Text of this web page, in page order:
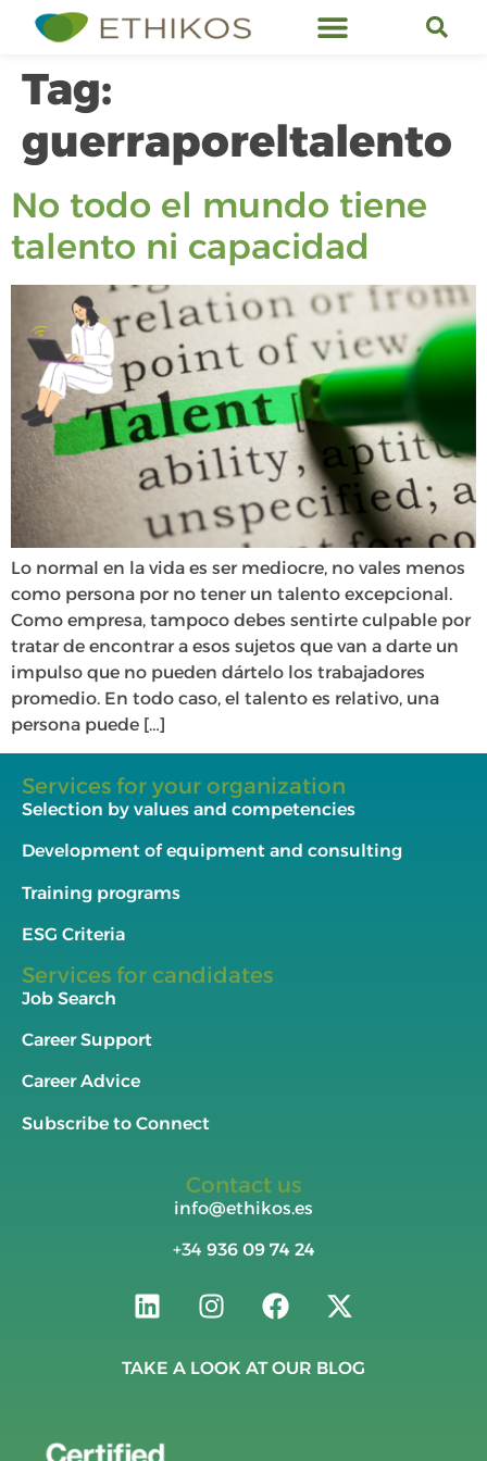
Tag:
guerraporeltalento
No todo el mundo tiene
talento ni capacidad
Lo normal en la vida es ser mediocre, no vales menos
como persona por no tener un talento excepcional.
Como empresa, tampoco debes sentirte culpable por
tratar de encontrar a esos sujetos que van a darte un
impulso que no pueden dártelo los trabajadores
promedio. En todo caso, el talento es relativo, una
persona puede […]
Services for your organization
Selection by values and competencies
Development of equipment and consulting
Training programs
ESG Criteria
Services for candidates
Job Search
Career Support
Career Advice
Subscribe to Connect
Contact us
info@ethikos.es
+34 936 09 74 24
TAKE A LOOK AT OUR BLOG